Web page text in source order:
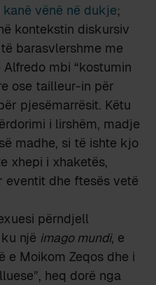
kanë vënë në dukje;
kontekstin diskursiv
barasvlershme me
mbi “kostumin
ose tailleur-in për
pjesëmarrësit. Këtu
i lirshëm, madje
madhe, si të ishte kjo
xhepi i xhaketës,
eventit dhe ftesës vetë
përndjell
një imago mundi, e
e Moikom Zeqos dhe i
heq dorë nga